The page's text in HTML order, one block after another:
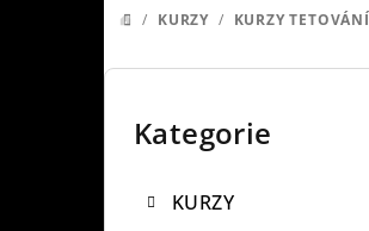
DOMŮ
/ KURZY / KURZY TETOVÁNÍ
P
Přeskočit
kategorie
Kategorie
KURZY